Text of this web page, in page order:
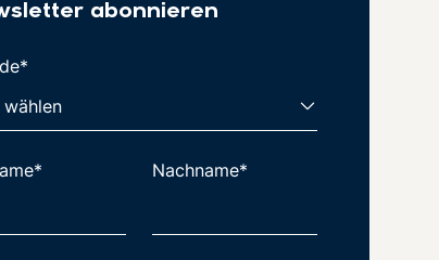
abonnieren
Nachname*